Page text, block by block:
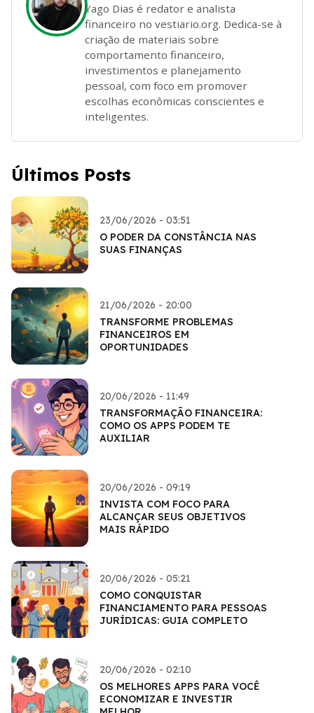
Yago Dias é redator e analista
financeiro no vestiario.org. Dedica-se à
criação de materiais sobre
comportamento financeiro,
investimentos e planejamento
pessoal, com foco em promover
escolhas econômicas conscientes e
inteligentes.
Últimos Posts
23/06/2026 - 03:51
O PODER DA CONSTÂNCIA NAS
SUAS FINANÇAS
21/06/2026 - 20:00
TRANSFORME PROBLEMAS
FINANCEIROS EM
OPORTUNIDADES
20/06/2026 - 11:49
TRANSFORMAÇÃO FINANCEIRA:
COMO OS APPS PODEM TE
AUXILIAR
20/06/2026 - 09:19
INVISTA COM FOCO PARA
ALCANÇAR SEUS OBJETIVOS
MAIS RÁPIDO
20/06/2026 - 05:21
COMO CONQUISTAR
FINANCIAMENTO PARA PESSOAS
JURÍDICAS: GUIA COMPLETO
20/06/2026 - 02:10
OS MELHORES APPS PARA VOCÊ
ECONOMIZAR E INVESTIR